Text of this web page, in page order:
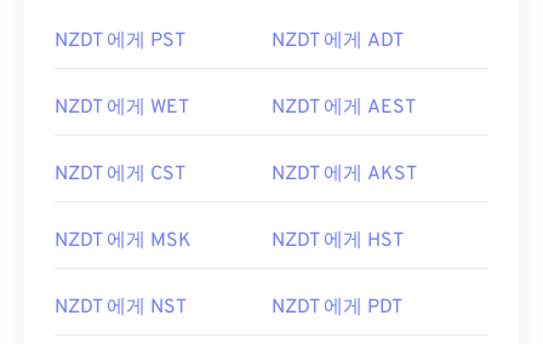
NZDT 에게 PST NZDT 에게 ADT
NZDT 에게 WET NZDT 에게 AEST
NZDT 에게 CST NZDT 에게 AKST
NZDT 에게 MSK NZDT 에게 HST
NZDT 에게 NST NZDT 에게 PDT